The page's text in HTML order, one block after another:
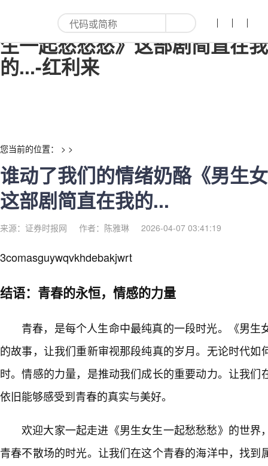
谁动了我们的情绪奶酪《男生女
生一起愁愁愁》这部剧简直在我
的...-红利来
您当前的位置： > >
谁动了我们的情绪奶酪《男生
这部剧简直在我的...
来源：证券时报网 作者：陈雅琳 2026-04-07 03:41:19
3comasguywqvkhdebakjwrt
结语：青春的永恒，情感的力量
青春，是每个人生命中最纯真的一段时光。《男生
的故事，让我们重新审视那段纯真的岁月。无论时代如
时。情感的力量，是推动我们成长的重要动力。让我们
依旧能够感受到青春的真实与美好。
欢迎大家一起走进《男生女生一起愁愁愁》的世界
青春不散场的时光。让我们在这个青春的海洋中，找到